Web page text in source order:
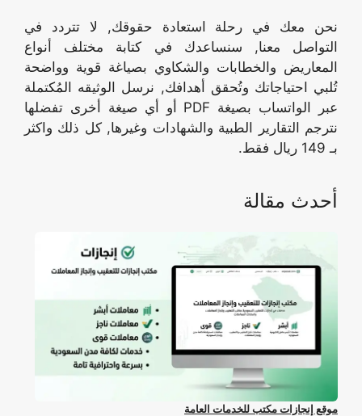
نحن معك في رحلة استعادة حقوقك, لا تتردد في
التواصل معنا, سنساعدك في كتابة مختلف أنواع
المعاريض والخطابات والشكاوي بصياغة قوية وواضحة
تُلبي احتياجاتك وتُحقق أهدافك, نرسل الوثيقه المُكتملة
عبر الواتساب بصيغة PDF أو أي صيغة أخرى تفضلها
نترجم التقارير الطبية والشهادات وغيرها, كل ذلك واكثر
بـ 149 ريال فقط.
أحدث مقالة
موقع إنجازات مكتب للخدمات العامة